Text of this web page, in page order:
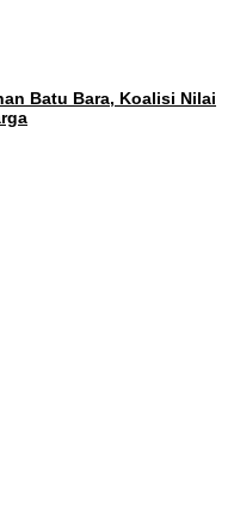
Batu Bara, Koalisi Nilai